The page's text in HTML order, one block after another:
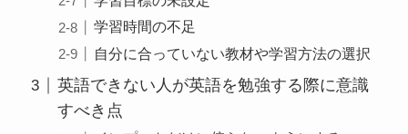
学習時間の不足
自分に合っていない教材や学習方法の選択
英語できない人が英語を勉強する際に意識
すべき点